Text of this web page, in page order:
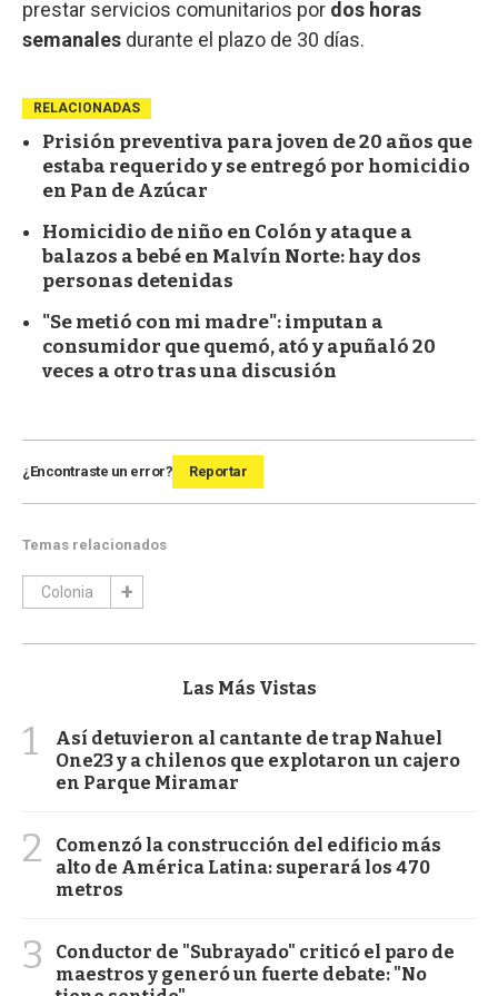
prestar servicios comunitarios por dos horas
semanales durante el plazo de 30 días.
RELACIONADAS
Prisión preventiva para joven de 20 años que
estaba requerido y se entregó por homicidio
en Pan de Azúcar
Homicidio de niño en Colón y ataque a
balazos a bebé en Malvín Norte: hay dos
personas detenidas
"Se metió con mi madre": imputan a
consumidor que quemó, ató y apuñaló 20
veces a otro tras una discusión
¿Encontraste un error? Reportar
Temas relacionados
Colonia
Las Más Vistas
1
Así detuvieron al cantante de trap Nahuel
One23 y a chilenos que explotaron un cajero
en Parque Miramar
2
Comenzó la construcción del edificio más
alto de América Latina: superará los 470
metros
3
Conductor de "Subrayado" criticó el paro de
maestros y generó un fuerte debate: "No